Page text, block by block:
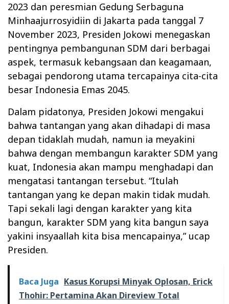
2023 dan peresmian Gedung Serbaguna
Minhaajurrosyidiin di Jakarta pada tanggal 7
November 2023, Presiden Jokowi menegaskan
pentingnya pembangunan SDM dari berbagai
aspek, termasuk kebangsaan dan keagamaan,
sebagai pendorong utama tercapainya cita-cita
besar Indonesia Emas 2045.
Dalam pidatonya, Presiden Jokowi mengakui
bahwa tantangan yang akan dihadapi di masa
depan tidaklah mudah, namun ia meyakini
bahwa dengan membangun karakter SDM yang
kuat, Indonesia akan mampu menghadapi dan
mengatasi tantangan tersebut. “Itulah
tantangan yang ke depan makin tidak mudah.
Tapi sekali lagi dengan karakter yang kita
bangun, karakter SDM yang kita bangun saya
yakini insyaallah kita bisa mencapainya,” ucap
Presiden.
Baca Juga Kasus Korupsi Minyak Oplosan, Erick
Thohir: Pertamina Akan Direview Total